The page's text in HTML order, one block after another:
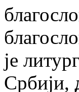
је
Србији,